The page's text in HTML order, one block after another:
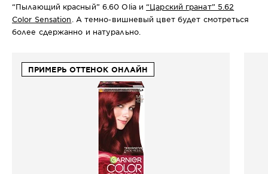
“Пылающий красный” 6.60 Olia и“Царский гранат” 5.62
Color Sensation . А темно-вишневый цвет будет смотреться
более сдержанно и натурально.
ПРИМЕРЬ ОТТЕНОК ОНЛАЙН